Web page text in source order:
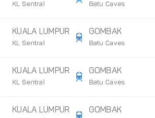
KL Sentral Batu Caves
KUALA LUMPUR
KL Sentral
GOMBAK
Batu Caves
KUALA LUMPUR
KL Sentral
GOMBAK
Batu Caves
KUALA LUMPUR GOMBAK